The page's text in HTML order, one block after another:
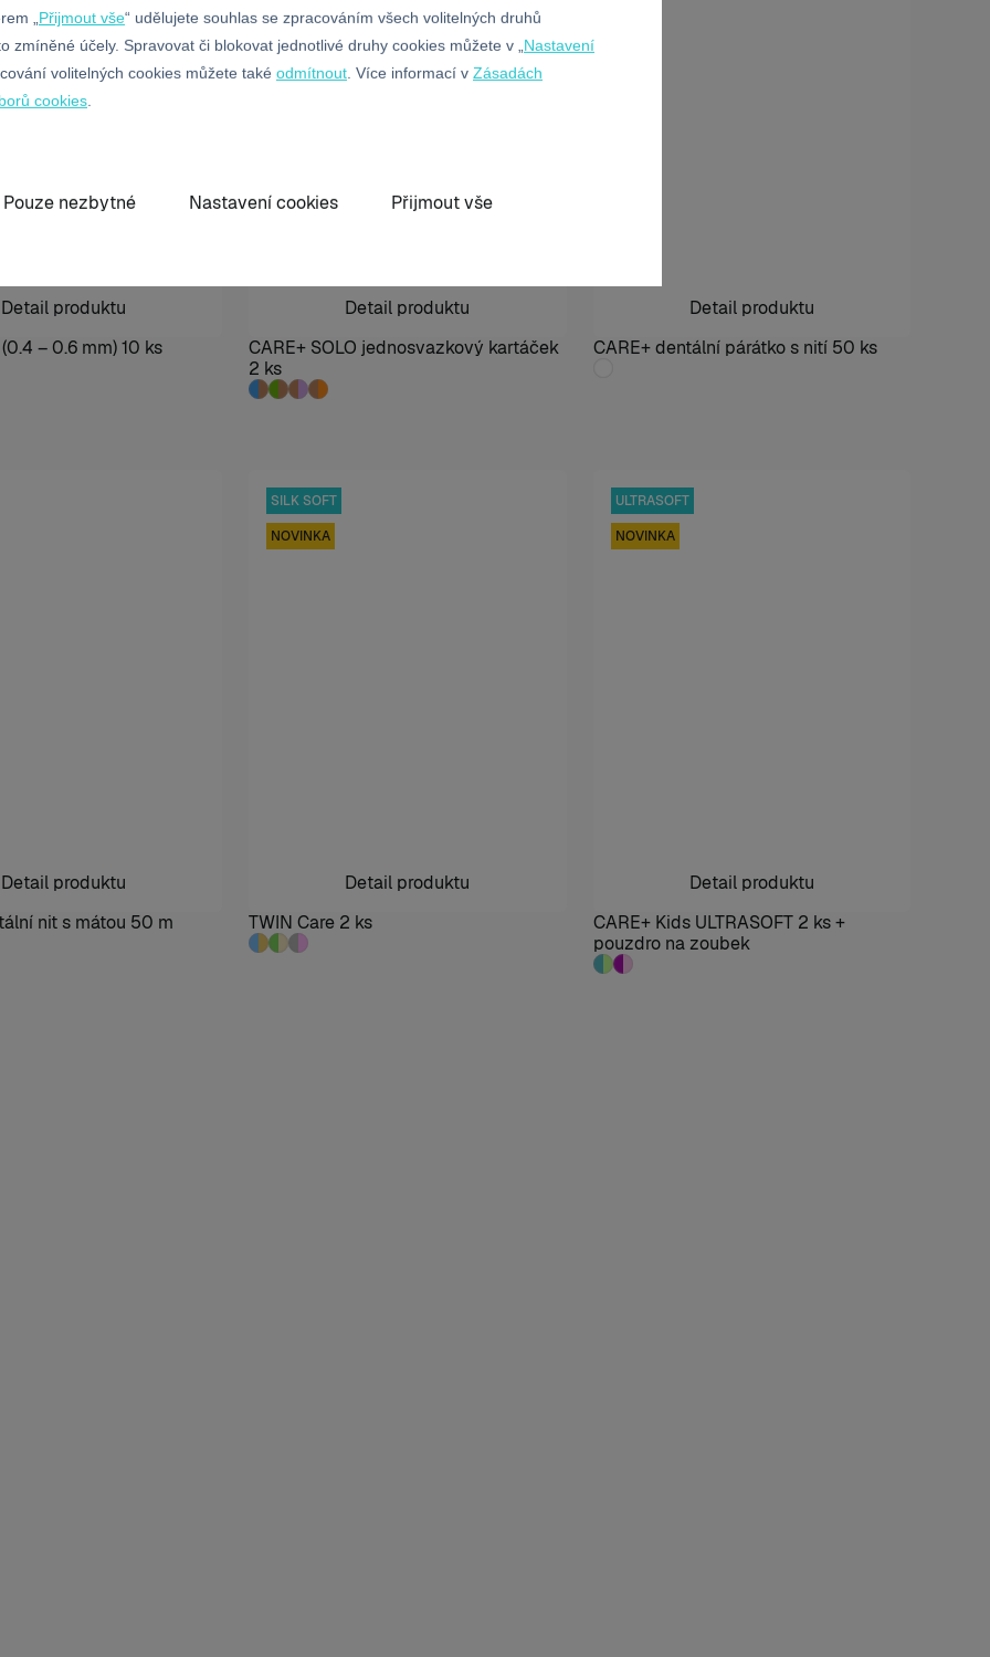
Detail produktu
– 0.6 mm) 10 ks
Detail produktu
CARE+ SOLO jednosvazkový kartáček
2 ks
Detail produktu
CARE+ dentální párátko s nití 50 ks
Detail produktu
nit s mátou 50 m
SILK SOFT
NOVINKA
Detail produktu
TWIN Care 2 ks
ULTRASOFT
NOVINKA
Detail produktu
CARE+ Kids ULTRASOFT 2 ks +
pouzdro na zoubek
„ Přijmout vše“ udělujete souhlas se zpracováním všech volitelných druhů
zmíněné účely. Spravovat či blokovat jednotlivé druhy cookies můžete v „Nastavení
volitelných cookies můžete také odmítnout . Více informací v Zásadách
cookies
Pouze nezbytné Nastavení cookies Přijmout vše